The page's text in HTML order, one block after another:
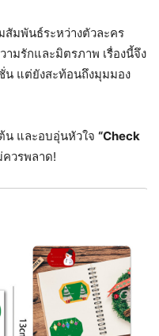
สัมพันธ์ระหว่างตัวละคร
ามรักและมิตรภาพ เรื่องนี้จึง
แต่ยังสะท้อนถึงมุมมอง
น และอบอุ่นหัวใจ “Check
วรพลาด!